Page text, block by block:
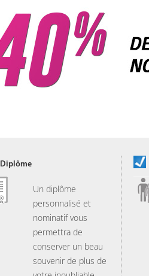
Diplôme
Un diplôme
personnalisé et
nominatif vous
permettra de
conserver un beau
souvenir de plus de